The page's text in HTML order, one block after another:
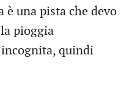
una pista che devo
pioggia
quindi